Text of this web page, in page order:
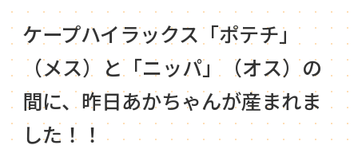
ケープハイラックス「ポテチ」
（メス）と「ニッパ」（オス）の
間に、昨日あかちゃんが産まれま
した！！